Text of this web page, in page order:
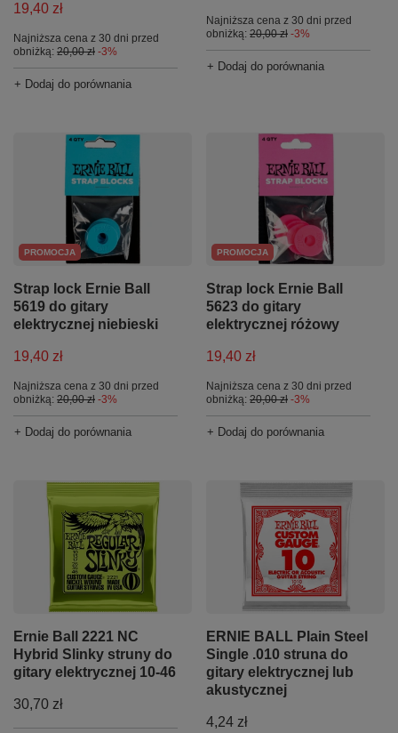
19,40 zł
Najniższa cena z 30 dni przed
obniżką: 20,00 zł -3%
+ Dodaj do porównania
Najniższa cena z 30 dni przed
obniżką: 20,00 zł -3%
+ Dodaj do porównania
PROMOCJA
Strap lock Ernie Ball
5619 do gitary
elektrycznej niebieski
19,40 zł
Najniższa cena z 30 dni przed
obniżką: 20,00 zł -3%
+ Dodaj do porównania
PROMOCJA
Strap lock Ernie Ball
5623 do gitary
elektrycznej różowy
19,40 zł
Najniższa cena z 30 dni przed
obniżką: 20,00 zł -3%
+ Dodaj do porównania
Ernie Ball 2221 NC
Hybrid Slinky struny do
gitary elektrycznej 10-46
30,70 zł
ERNIE BALL Plain Steel
Single .010 struna do
gitary elektrycznej lub
akustycznej
4,24 zł